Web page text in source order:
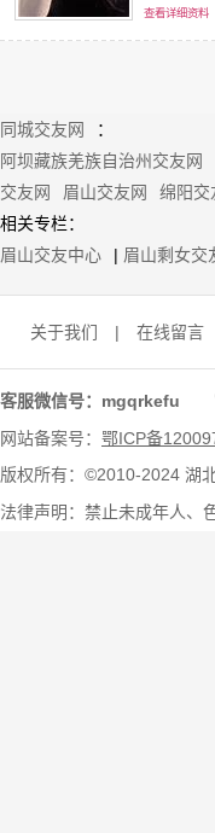
查看详细资料
同城交友网
：
阿坝藏族羌族自治州交友网
交友网
眉山交友网 绵阳交
相关专栏：
眉山交友中心
| 眉山剩女交
关于我们 | 在线留言
客服微信号：mgqrkefu
网站备案号： 鄂ICP备
版权所有：©2010-2024 湖
法律声明：禁止未成年人、